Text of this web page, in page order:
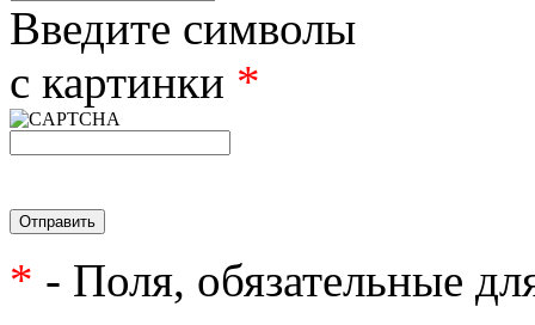
Введите символы
с картинки *
* - Поля, обязательные